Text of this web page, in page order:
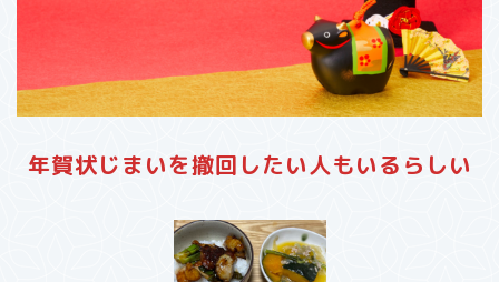
年賀状じまいを撤回したい人もいるらしい